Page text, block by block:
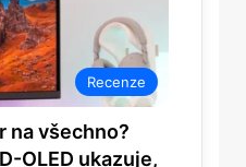
Recenze
na všechno?
OLED ukazuje,